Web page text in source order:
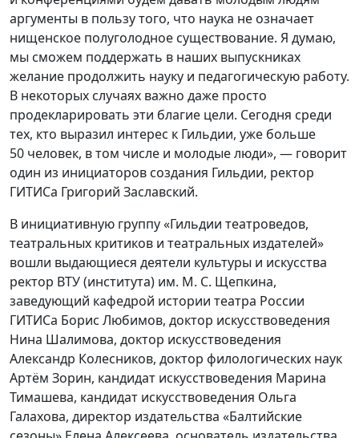
аргументы в пользу того, что наука не означает
нищенское полуголодное существование. Я думаю,
мы сможем поддержать в наших выпускниках
желание продолжить науку и педагогическую работу.
В некоторых случаях важно даже просто
продекларировать эти благие цели. Сегодня среди
тех, кто выразил интерес к Гильдии, уже больше
50 человек, в том числе и молодые люди», — говорит
один из инициаторов создания Гильдии, ректор
ГИТИСа Григорий Заславский.
В инициативную группу «Гильдии театроведов,
театральных критиков и театральных издателей»
вошли выдающиеся деятели культуры и искусства
ректор ВТУ (института) им. М. С. Щепкина,
заведующий кафедрой истории театра России
ГИТИСа Борис Любимов, доктор искусствоведения
Нина Шалимова, доктор искусствоведения
Александр Колесников, доктор филологических наук
Артём Зорин, кандидат искусствоведения Марина
Тимашева, кандидат искусствоведения Ольга
Галахова, директор издательства «Балтийские